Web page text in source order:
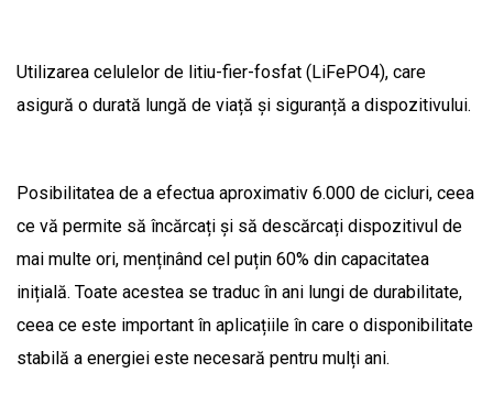
Utilizarea celulelor de litiu-fier-fosfat (LiFePO4), care
asigură o durată lungă de viață și siguranță a dispozitivului.
Posibilitatea de a efectua aproximativ 6.000 de cicluri, ceea
ce vă permite să încărcați și să descărcați dispozitivul de
mai multe ori, menținând cel puțin 60% din capacitatea
inițială. Toate acestea se traduc în ani lungi de durabilitate,
ceea ce este important în aplicațiile în care o disponibilitate
stabilă a energiei este necesară pentru mulți ani.